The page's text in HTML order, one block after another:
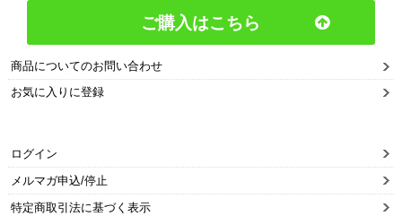
ご購入はこちら
商品についてのお問い合わせ
お気に入りに登録
ログイン
メルマガ申込/停止
特定商取引法に基づく表示